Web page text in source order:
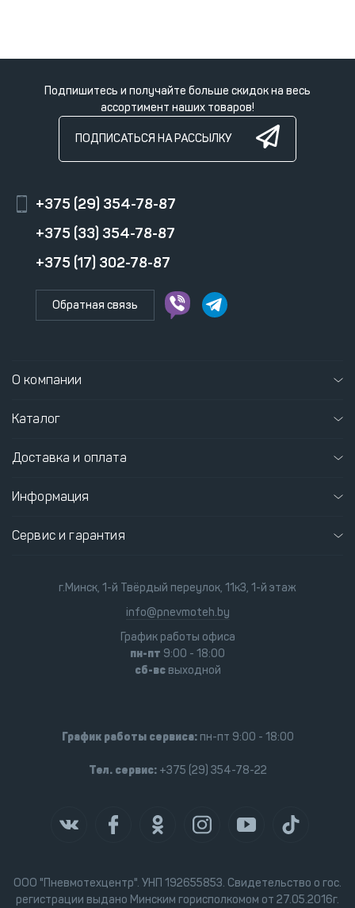
Подпишитесь и получайте больше скидок на весь
ассортимент наших товаров!
ПОДПИСАТЬСЯ НА РАССЫЛКУ
+375 (29) 354-78-87
+375 (33) 354-78-87
+375 (17) 302-78-87
Обратная связь
О компании
Каталог
Доставка и оплата
Информация
Сервис и гарантия
ООО "Пневмотехцентр". УНП 192655853. Свидетельство о гос.
регистрации выдано Минским горисполкомом от 27.05.2016г.
г.Минск, 1-й Твёрдый переулок, 11к3, 1-й этаж
info@pnevmoteh.by
График работы офиса
пн-пт 9:00 - 18:00
сб-всвыходной
График работы сервиса:пн-пт 9:00 - 18:00
Тел. сервис:+375 (29) 354-78-22